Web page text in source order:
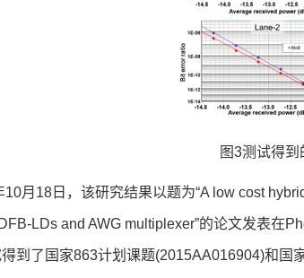
图3测试得
10月18日，该研究结果以题为“A low cost
LDs and AWG multiplexer”的论文发表在
到了国家863计划课题(2015AA016904)和国